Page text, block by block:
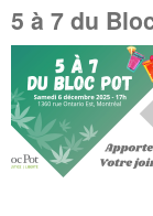
5 à 7 du